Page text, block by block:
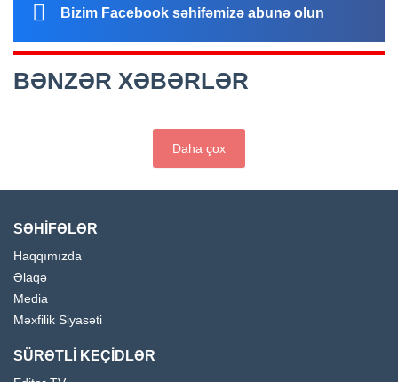
Bizim Facebook səhifəmizə abunə olun
BƏNZƏR XƏBƏRLƏR
Daha çox
SƏHİFƏLƏR
Haqqımızda
Əlaqə
Media
Məxfilik Siyasəti
SÜRƏTLİ KEÇİDLƏR